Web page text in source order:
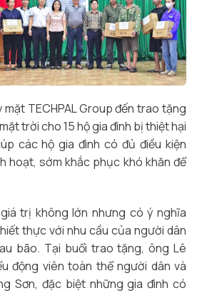
mặt TECHPAL Group đến trao tặng
trời cho 15 hộ gia đình bị thiệt hại
các hộ gia đình có đủ điều kiện
hoạt, sớm khắc phục khó khăn để
trị không lớn nhưng có ý nghĩa
thực với nhu cầu của người dân
bão. Tại buổi trao tặng, ông Lê
động viên toàn thể người dân và
Sơn, đặc biệt những gia đình có